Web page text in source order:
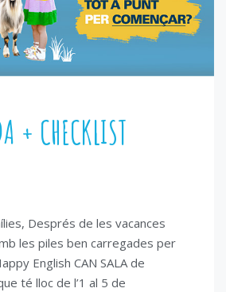
+ CHECKLIST
Després de les vacances
les piles ben carregades per
English CAN SALA de
té lloc de l’1 al 5 de